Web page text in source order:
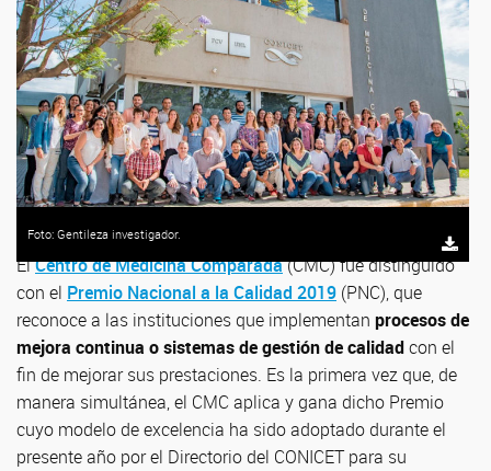
Foto: Gentileza investigador.
ElCentro de Medicina Comparada(CMC) fue distinguido
con el Premio Nacional a la Calidad 2019 (PNC), que
reconoce a las instituciones que implementan procesos de
mejora continua o sistemas de gestión de calidadcon el
fin de mejorar sus prestaciones. Es la primera vez que, de
manera simultánea, el CMC aplica y gana dicho Premio
cuyo modelo de excelencia ha sido adoptado durante el
presente año por el Directorio del CONICET para su